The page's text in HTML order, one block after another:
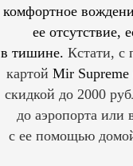
комфортное
ее отсутствие,
в тишине. Кстати, с
картой Mir Supreme
скидкой до 2000
до аэропорта или
с ее помощью